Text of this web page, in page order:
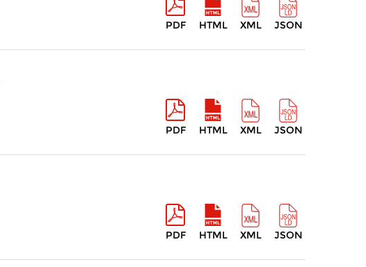
PDF HTML XML JSON
PDF HTML XML JSON
PDF HTML XML JSON